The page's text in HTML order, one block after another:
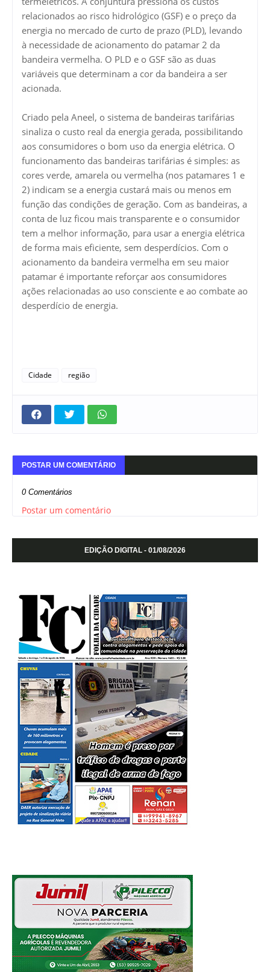
relacionados ao risco hidrológico (GSF) e o preço da
energia no mercado de curto de prazo (PLD), levando
à necessidade de acionamento do patamar 2 da
bandeira vermelha. O PLD e o GSF são as duas
variáveis que determinam a cor da bandeira a ser
acionada.
Criado pela Aneel, o sistema de bandeiras tarifárias
sinaliza o custo real da energia gerada, possibilitando
aos consumidores o bom uso da energia elétrica. O
funcionamento das bandeiras tarifárias é simples: as
cores verde, amarela ou vermelha (nos patamares 1 e
2) indicam se a energia custará mais ou menos em
função das condições de geração. Com as bandeiras, a
conta de luz ficou mais transparente e o consumidor
tem a melhor informação, para usar a energia elétrica
de forma mais eficiente, sem desperdícios. Com o
acionamento da bandeira vermelha em seu maior
patamar é importante reforçar aos consumidores
ações relacionadas ao uso consciente e ao combate ao
desperdício de energia.
Cidade região
POSTAR UM COMENTÁRIO
0 Comentários
Postar um comentário
EDIÇÃO DIGITAL - 01/08/2026